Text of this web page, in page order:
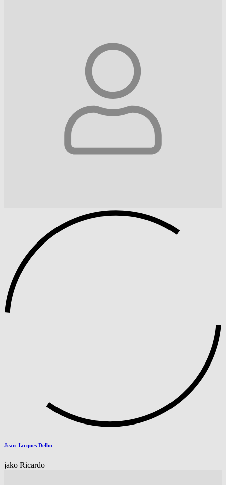
Jean-Jacques Delbo
jako Ricardo